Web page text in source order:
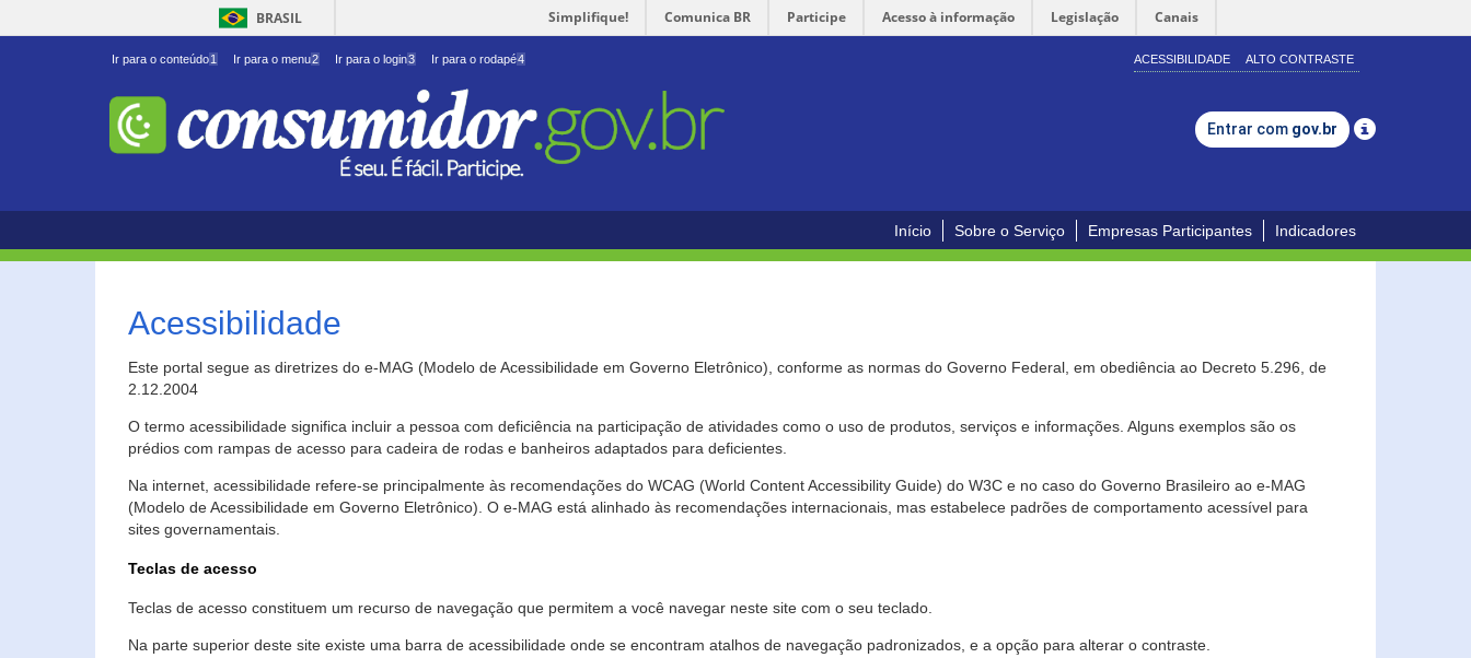
BRASIL Simplifique! Comunica BR Participe Acesso à informação Legislação Canais
Ir para o conteúdo1 Ir para o menu2 Ir para o login3 Ir para o rodapé4 ACESSIBILIDADE ALTO CONTRASTE
Entrar com gov.br
Início Sobre o Serviço Empresas Participantes Indicadores
Acessibilidade
Este portal segue as diretrizes do e-MAG (Modelo de Acessibilidade em Governo Eletrônico), conforme as normas do Governo Federal, em obediência ao Decreto 5.296, de
2.12.2004
O termo acessibilidade significa incluir a pessoa com deficiência na participação de atividades como o uso de produtos, serviços e informações. Alguns exemplos são os
prédios com rampas de acesso para cadeira de rodas e banheiros adaptados para deficientes.
Na internet, acessibilidade refere-se principalmente às recomendações do WCAG (World Content Accessibility Guide) do W3C e no caso do Governo Brasileiro ao e-MAG
(Modelo de Acessibilidade em Governo Eletrônico). O e-MAG está alinhado às recomendações internacionais, mas estabelece padrões de comportamento acessível para
sites governamentais.
Teclas de acesso
Teclas de acesso constituem um recurso de navegação que permitem a você navegar neste site com o seu teclado.
Na parte superior deste site existe uma barra de acessibilidade onde se encontram atalhos de navegação padronizados, e a opção para alterar o contraste.